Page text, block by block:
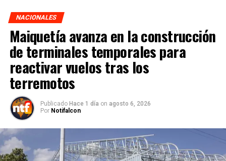
NACIONALES
Maiquetía avanza en la construcción
de terminales temporales para
reactivar vuelos tras los
terremotos
Publicado Hace 1 día on agosto 6, 2026
Por Notifalcon